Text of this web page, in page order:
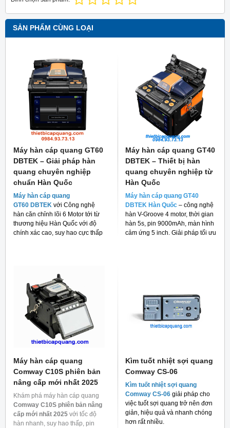
SẢN PHẨM CÙNG LOẠI
Máy hàn cáp quang GT60
DBTEK – Giải pháp hàn
quang chuyên nghiệp
chuẩn Hàn Quốc
Máy hàn cáp quang
GT60 DBTEK với Công nghệ
hàn căn chỉnh lõi 6 Motor tới từ
thương hiệu Hàn Quốc với độ
chính xác cao, suy hao cực thấp
Máy hàn cáp quang GT40
DBTEK – Thiết bị hàn
quang chuyên nghiệp từ
Hàn Quốc
Máy hàn cáp quang GT40
DBTEK Hàn Quốc – công nghệ
hàn V-Groove 4 motor, thời gian
hàn 5s, pin 9000mAh, màn hình
cảm ứng 5 inch. Giải pháp tối ưu
Máy hàn cáp quang
Comway C10S phiên bản
nâng cấp mới nhất 2025
Khám phá máy hàn cáp quang
Comway C10S phiên bản nâng
cấp mới nhất 2025 với tốc độ
hàn nhanh, suy hao thấp, pin
Kìm tuốt nhiệt sợi quang
Comway CS-06
Kìm tuốt nhiệt sợi quang
Comway CS-06 giải pháp cho
việc tuốt sợi quang trở nên đơn
giản, hiệu quả và nhanh chóng
hơn rất nhiều.